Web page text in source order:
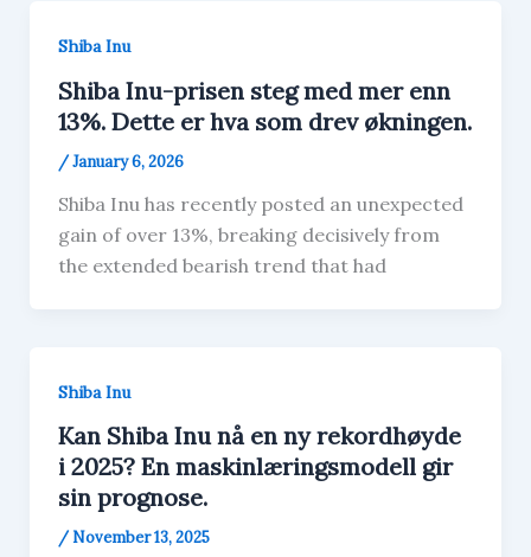
Shiba Inu
Shiba Inu-prisen steg med mer enn
13%. Dette er hva som drev økningen.
/January 6, 2026
Shiba Inu has recently posted an unexpected
gain of over 13%, breaking decisively from
the extended bearish trend that had
Shiba Inu
Kan Shiba Inu nå en ny rekordhøyde
i 2025? En maskinlæringsmodell gir
sin prognose.
/November 13, 2025